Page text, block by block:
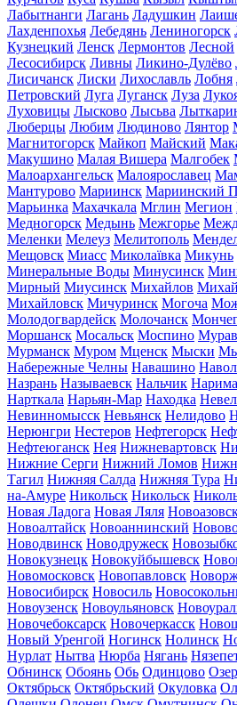
Лабытнанги Лагань Ладушкин
Лахденпохья Лебедянь Лениногорск
Кузнецкий Ленск Лермонтов Лесной
Лесосибирск Ливны Ликино-Дулёво
Лисичанск Лиски Лихославль Лобня
Петровский Луга Луганск Луза
Луховицы Лысково Лысьва
Люберцы Любим Людиново Лянтор
Магнитогорск Майкоп Майский
Макушино Малая Вишера Малгобек
Малоархангельск Малоярославец
Мантурово Мариинск Мариинский
Марьинка Махачкала Мглин Мегион
Медногорск Медынь Межгорье
Меленки Мелеуз Мелитополь
Мещовск Миасс Миколаївка Микунь
Минеральные Воды Минусинск
Мирный Миусинск Михайлов
Михайловск Мичуринск Могоча
Молодогвардейск Молочанск
Моршанск Мосальск Моспино
Мурманск Муром Мценск Мыски
Набережные Челны Навашино
Назрань Называевск Нальчик
Нарткала Нарьян-Мар Находка
Невинномысск Невьянск Нелидово
Нерюнгри Нестеров Нефтегорск
Нефтеюганск Нея Нижневартовск
Нижние Серги Нижний Ломов
Тагил Нижняя Салда Нижняя Тура
на-Амуре Никольск Никольск
Новая Ладога Новая Ляля
Новоалтайск Новоаннинский
Новодвинск Новодружеск
Новокузнецк Новокуйбышевск
Новомосковск Новопавловск
Новосибирск Новосиль
Новоузенск Новоульяновск
Новочебоксарск Новочеркасск
Новый Уренгой Ногинск Нолинск
Нурлат Нытва Нюрба Нягань
Обнинск Обоянь Обь Одинцово
Октябрьск Октябрьский Окуловка